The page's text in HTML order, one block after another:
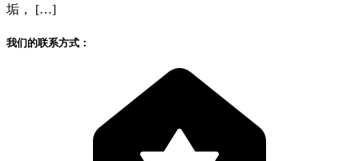
垢， […]
我们的联系方式：